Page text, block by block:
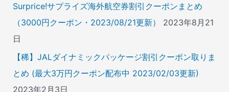
Surprice!サプライズ海外航空券割引クーポンまとめ
（3000円クーポン・2023/08/21更新）
2023年8月21
日
【稀】JALダイナミックパッケージ割引クーポン取りま
とめ (最大3万円クーポン配布中 2023/02/03更新)
2023年2月3日